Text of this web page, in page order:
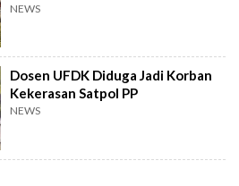
NEWS
Dosen UFDK Diduga Jadi Korban
Kekerasan Satpol PP
NEWS